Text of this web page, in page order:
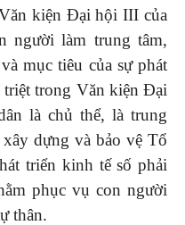
kiện Đại hội III của
người làm trung tâm,
mục tiêu của sự phát
triệt trong Văn kiện Đại
là chủ thể, là trung
dựng và bảo vệ Tổ
triển kinh tế số phải
phục vụ con người
thân.